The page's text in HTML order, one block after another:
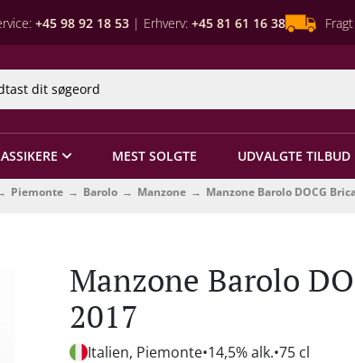
+45 98 92 18 53 | Erhverv: +45 81 61 16 38
MEST SOLGTE UDVALGTE TILBUD
Piemonte Barolo Manzone Manzone Barolo DOCG
Manzone Barolo
2017
Italien, Piemonte 14,5% alk. 75 cl